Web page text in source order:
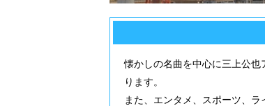
懐かしの名曲を中心に三上公
ります。
また、エンタメ、スポーツ、